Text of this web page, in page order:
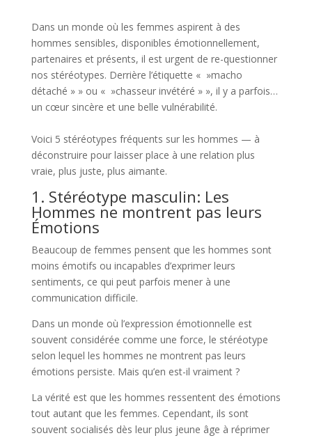
Dans un monde où les femmes aspirent à des
hommes sensibles, disponibles émotionnellement,
partenaires et présents, il est urgent de re-questionner
nos stéréotypes. Derrière l’étiquette « »macho
détaché » » ou « »chasseur invétéré » », il y a parfois…
un cœur sincère et une belle vulnérabilité.
Voici 5 stéréotypes fréquents sur les hommes — à
déconstruire pour laisser place à une relation plus
vraie, plus juste, plus aimante.
1. Stéréotype masculin: Les
Hommes ne montrent pas leurs
Émotions
Beaucoup de femmes pensent que les hommes sont
moins émotifs ou incapables d’exprimer leurs
sentiments, ce qui peut parfois mener à une
communication difficile.
Dans un monde où l’expression émotionnelle est
souvent considérée comme une force, le stéréotype
selon lequel les hommes ne montrent pas leurs
émotions persiste. Mais qu’en est-il vraiment ?
La vérité est que les hommes ressentent des émotions
tout autant que les femmes. Cependant, ils sont
souvent socialisés dès leur plus jeune âge à réprimer